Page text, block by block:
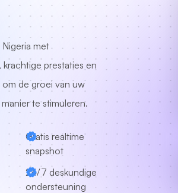
met
prestaties en
de groei van uw
te stimuleren.
Gratis realtime
snapshot
24/7 deskundige
ondersteuning